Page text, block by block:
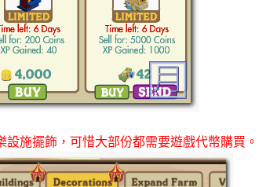
施擺飾，可惜大部份都需要遊戲代幣購買。